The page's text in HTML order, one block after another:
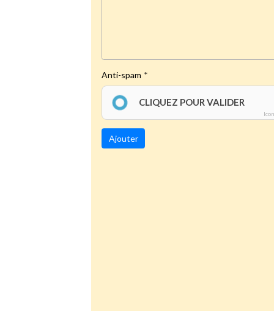
Anti-spam
CLIQUEZ POUR VALIDER
Ajouter